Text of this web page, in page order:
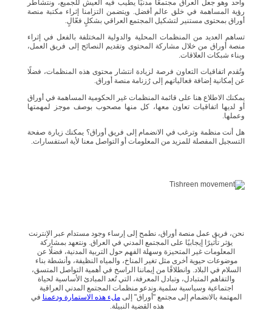
واحد وهو جعل العراق مجتمعًا مدنيًا يطيب فيه العيش للجميع، ونتشاطر
رؤية المساهمة في خلق عالم أفضل. ويتضمن التزامنا إثراء مكتبة منصة
أوراق بمحتوى مستنير لتشكيل المجتمع العراقي بشكلٍ فعّالٍ.
تساهم العديد من المنظمات المحلية والدولية المختلفة بالفعل في إثراء
منصة أوراق من خلال مشاركة المحتوى وتقديم النصائح إلى فريق العمل،
وبناء شبكات العلاقات.
وتُقدم اتفاقيات التعاون فرصة لزيادة انتشار محتوى هذه المنظمات، فضلًا
عن إمكانية إضافة فعالياتهم إلى رُزنامة منصة أوراق.
يمكنك الاطلاع هنا على قائمة المنظمات غير الحكومية المساهمة في أوراق
أو لديها اتفاقيات تعاون معها، كل منها مصحوب بوصف موجز لمهمتها
وعملها.
هل أنت منظمة وترغب في الانضمام إلى فريق أوراق؟ يمكنك زيارة صفحة
التسجيل المفصلة للمزيد من المعلومات أو التواصل معنا لأية استفسارات.
نحن، فريق عمل منصة أوراق، نطمح إلى إرساء وجود مستدام عبر الإنترنت
يؤثر تأثيرًا إيجابيًا على المجتمع المدني في العراق. ونتعهد بمشاركة
المعلومات غير المتحيزة وسهلة الفهم حول التربية المدنية، فضلًا عن
موضوعات حيوية أخرى مثل تغير المناخ، والمياه النظيفة، وأنشطة بناء
السلام في البلاد. وانطلاقًا من إيماننا الراسخ في أهمية التواصل المتسق،
والتفاهم المتبادل، وتبادل المعرفة، التي تُعد المبادئ الأساسية لحياة
اجتماعية وسياسية سلمية.وندعو منظمات المجتمع المدني العراقية
المهتمة بالانضمام إلى مجتمع "أوراق" إلىملء هذه الاستمارة ودعمنا في
هذه القضية النبيلة.